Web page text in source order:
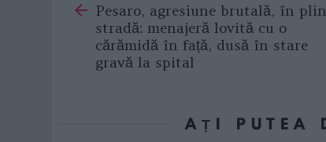
morePesaro, agresiune brutală, în
stradă: menajeră lovită cu o
cărămidă în față, dusă în stare
gravă la spital
AȚI PUTEA